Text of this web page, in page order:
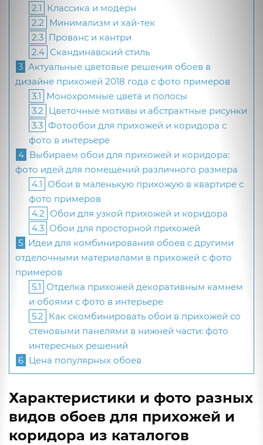
2.1 Классика и модерн
2.2 Минимализм и хай-тек
2.3 Прованс и кантри
2.4 Скандинавский стиль
3 Актуальные цветовые решения обоев в
дизайне прихожей 2018 года с фото примеров
3.1 Монохромные цвета и полосы
3.2 Цветочные мотивы и абстрактные рисунки
3.3 Фотообои для прихожей и коридора с
фото в интерьере
4 Выбираем обои для прихожей и коридора:
фото идей для помещений различного размера
4.1 Обои в маленькую прихожую в квартире с
фото примеров
4.2 Обои для узкой прихожей и коридора
4.3 Обои для просторной прихожей
5 Идеи для комбинирования обоев с другими
отделочными материалами в прихожей с фото
примеров
5.1 Отделка прихожей декоративным камнем
и обоями с фото в интерьере
5.2 Как скомбинировать обои в прихожей со
стеновыми панелями в нижней части: фото
интересных решений
6 Цена популярных обоев
Характеристики и фото разных
видов обоев для прихожей и
коридора из каталогов